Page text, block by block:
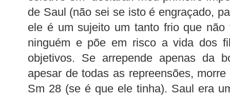
de Saul (não sei se isto é engraçado,
ele é um sujeito um tanto frio que não
ninguém e põe em risco a vida dos
objetivos. Se arrepende apenas da
apesar de todas as repreensões,
Sm 28 (se é que ele tinha). Saul era